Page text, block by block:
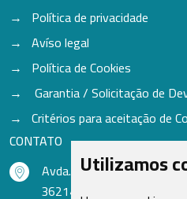
Utilizamos
Política de privacidade
Avíso legal
Política de Cookies
Garantia / Solicitação de
Critérios para aceitação de
CONTATO
Avda. do Freixo -
36214 Vigo - Pontevedra -